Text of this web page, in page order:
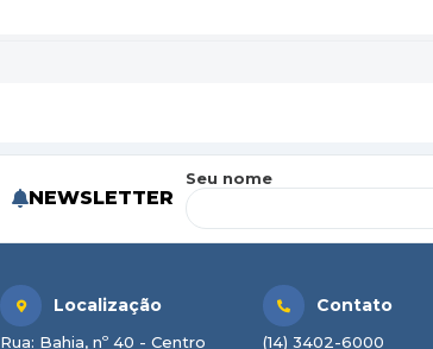
NEWSLETTER
Seu nome
Localização
Rua: Bahia, nº 40 - Centro
Contato
(14) 3402-6000